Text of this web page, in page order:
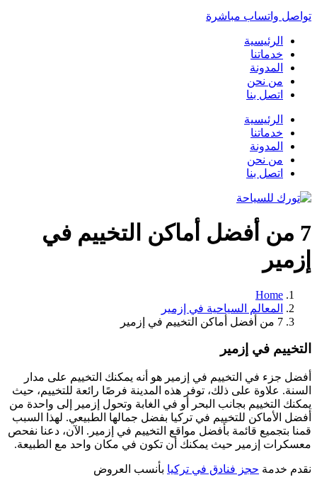
تواصل واتساب مباشرة
الرئيسية
خدماتنا
المدونة
من نحن
اتصل بنا
الرئيسية
خدماتنا
المدونة
من نحن
اتصل بنا
7 من أفضل أماكن التخييم في
إزمير
Home
المعالم السياحية في إزمير
7 من أفضل أماكن التخييم في إزمير
التخييم في إزمير
أفضل جزء في التخييم في إزمير هو أنه يمكنك التخييم على مدار
السنة. علاوة على ذلك، توفر هذه المدينة فرصًا رائعة للتخييم، حيث
يمكنك التخييم بجانب البحر أو في الغابة وتحول إزمير إلى واحدة من
أفضل الأماكن للتخييم في تركيا بفضل جمالها الطبيعي. لهذا السبب
قمنا بتجميع قائمة بأفضل مواقع التخييم في إزمير. الآن، دعنا نفحص
معسكرات إزمير حيث يمكنك أن تكون في مكان واحد مع الطبيعة.
نقدم خدمة حجز فنادق في تركيا بأنسب العروض